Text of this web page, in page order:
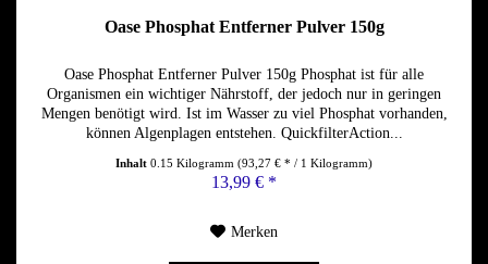
Oase Phosphat Entferner Pulver 150g
Oase Phosphat Entferner Pulver 150g Phosphat ist für alle
Organismen ein wichtiger Nährstoff, der jedoch nur in geringen
Mengen benötigt wird. Ist im Wasser zu viel Phosphat vorhanden,
können Algenplagen entstehen. QuickfilterAction...
Inhalt0.15 Kilogramm(93,27 € * / 1 Kilogramm)
13,99 € *
Merken